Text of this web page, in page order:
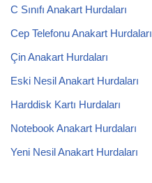
C Sınıfı Anakart Hurdaları
Cep Telefonu Anakart Hurdaları
Çin Anakart Hurdaları
Eski Nesil Anakart Hurdaları
Harddisk Kartı Hurdaları
Notebook Anakart Hurdaları
Yeni Nesil Anakart Hurdaları